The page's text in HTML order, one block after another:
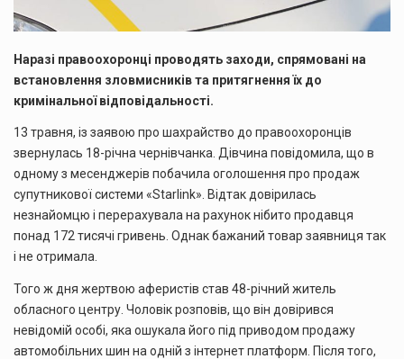
Наразі правоохоронці проводять заходи, спрямовані на
встановлення зловмисників та притягнення їх до
кримінальної відповідальності.
13 травня, із заявою про шахрайство до правоохоронців
звернулась 18-річна чернівчанка. Дівчина повідомила, що в
одному з месенджерів побачила оголошення про продаж
супутникової системи «Starlink». Відтак довірилась
незнайомцю і перерахувала на рахунок нібито продавця
понад 172 тисячі гривень. Однак бажаний товар заявниця так
і не отримала.
Того ж дня жертвою аферистів став 48-річний житель
обласного центру. Чоловік розповів, що він довірився
невідомій особі, яка ошукала його під приводом продажу
автомобільних шин на одній з інтернет платформ. Після того,